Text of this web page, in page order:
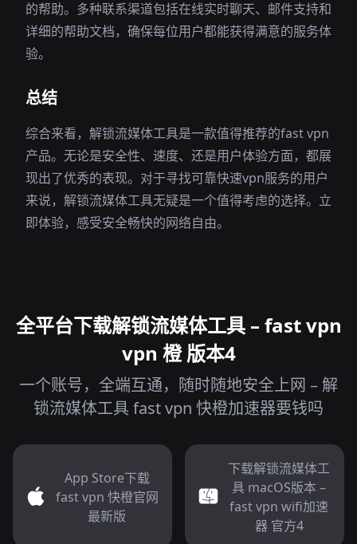
的帮助。多种联系渠道包括在线实时聊天、邮件支持和
详细的帮助文档，确保每位用户都能获得满意的服务体
验。
总结
综合来看，解锁流媒体工具是一款值得推荐的fast vpn
产品。无论是安全性、速度、还是用户体验方面，都展
现出了优秀的表现。对于寻找可靠快速vpn服务的用户
来说，解锁流媒体工具无疑是一个值得考虑的选择。立
即体验，感受安全畅快的网络自由。
全平台下载解锁流媒体工具 – fast vpn
vpn 橙 版本4
一个账号，全端互通，随时随地安全上网 – 解
锁流媒体工具 fast vpn 快橙加速器要钱吗
App Store下载
fast vpn 快橙官网
最新版
下载解锁流媒体工
具 macOS版本 –
fast vpn wifi加速
器 官方4